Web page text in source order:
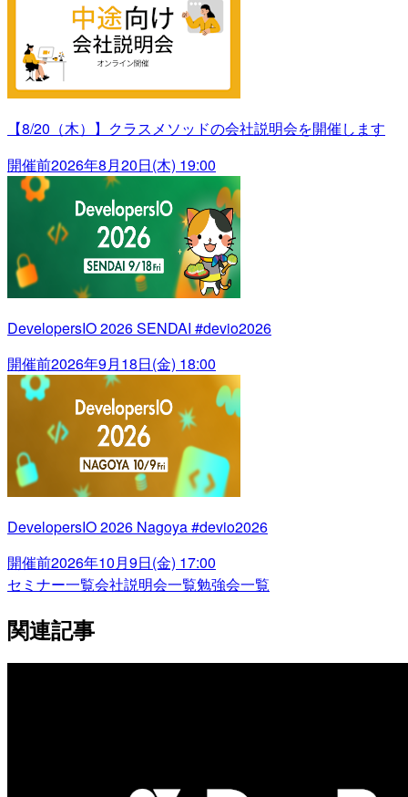
【8/20（木）】クラスメソッドの会社説明会を開催します
開催前2026年8月20日(木) 19:00
DevelopersIO 2026 SENDAI #devio2026
開催前2026年9月18日(金) 18:00
DevelopersIO 2026 Nagoya #devio2026
開催前2026年10月9日(金) 17:00
セミナー一覧会社説明会一覧勉強会一覧
関連記事